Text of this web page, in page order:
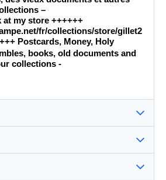
–
at my store ++++++
fr/collections/store/gillet2
+++ Postcards, Money, Holy
books, old documents and
collections -